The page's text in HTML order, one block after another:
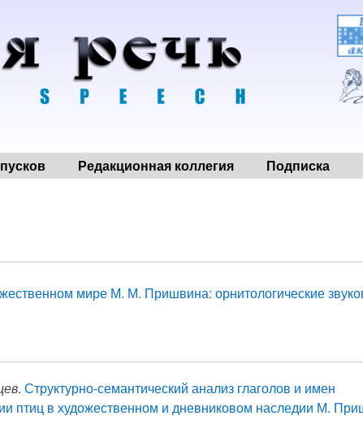
Редакционная коллегия Подписка
мире М. М. Пришвина: орнитологические
. Структурно-семантический анализ глаголов и имен
птиц в художественном и дневниковом наследии М.